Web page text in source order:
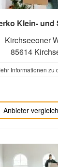
Klein-
Kirchseeoner
85614
Informationen zu
Anbieter